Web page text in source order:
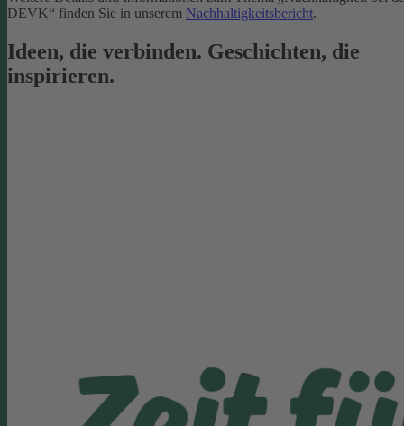
DEVK“ finden Sie in unserem Nachhaltigkeitsbericht.
Ideen, die verbinden. Geschichten, die
inspirieren.